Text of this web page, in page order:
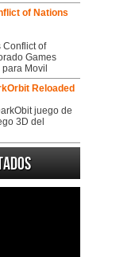
of Nations
Conflict of
Games
Movil
Reloaded
juego de
3D del